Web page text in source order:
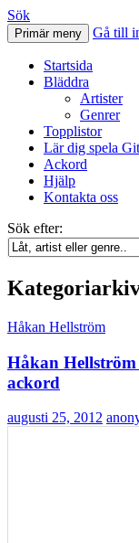
Sök
Primär meny Gå till
Startsida
Bläddra
Artister
Genrer
Topplistor
Lär dig spela
Ackord
Hjälp
Kontakta oss
Sök efter:
Håkan Hellström
Håkan
ackord
augusti 25, 2012